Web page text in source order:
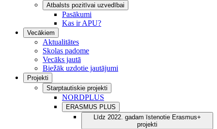
Atbalsts pozitīvai uzvedībai
Pasākumi
Kas ir APU?
Vecākiem
Aktualitātes
Skolas padome
Vecāks jautā
Biežāk uzdotie jautājumi
Projekti
Starptautiskie projekti
NORDPLUS
ERASMUS PLUS
Līdz 2022. gadam īstenotie Erasmus+
projekti